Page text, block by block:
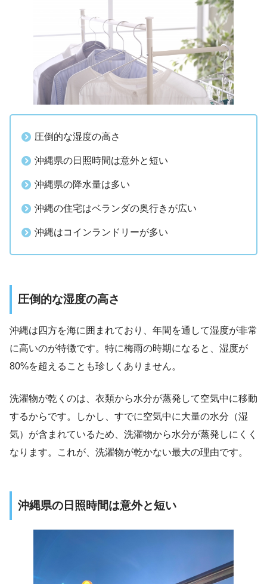
圧倒的な湿度の高さ
沖縄県の日照時間は意外と短い
沖縄県の降水量は多い
沖縄の住宅はベランダの奥行きが広い
沖縄はコインランドリーが多い
圧倒的な湿度の高さ
沖縄は四方を海に囲まれており、年間を通して湿度が非常
に高いのが特徴です。特に梅雨の時期になると、湿度が
80%を超えることも珍しくありません。
洗濯物が乾くのは、衣類から水分が蒸発して空気中に移動
するからです。しかし、すでに空気中に大量の水分（湿
気）が含まれているため、洗濯物から水分が蒸発しにくく
なります。これが、洗濯物が乾かない最大の理由です。
沖縄県の日照時間は意外と短い